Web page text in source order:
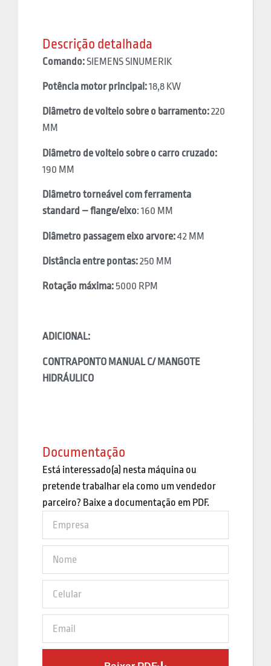
Descrição detalhada
Comando:SIEMENS SINUMERIK
Potência motor principal:18,8 KW
Diâmetro de volteio sobre o barramento:220
MM
Diâmetro de volteio sobre o carro cruzado:
190 MM
Diâmetro torneável com ferramenta
standard – flange/eixo: 160 MM
Diâmetro passagem eixo arvore:42 MM
Distância entre pontas:250 MM
Rotação máxima: 5000 RPM
ADICIONAL:
CONTRAPONTO MANUAL C/ MANGOTE
HIDRÁULICO
Documentação
Está interessado(a) nesta máquina ou
pretende trabalhar ela como um vendedor
parceiro? Baixe a documentação em PDF.